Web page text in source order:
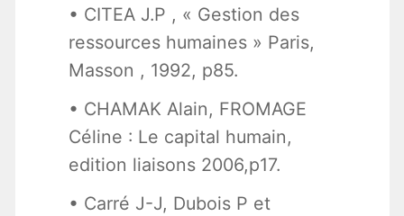
• CITEA J.P , « Gestion des
ressources humaines » Paris,
Masson , 1992, p85.
• CHAMAK Alain, FROMAGE
Céline : Le capital humain,
edition liaisons 2006,p17.
• Carré J-J, Dubois P et